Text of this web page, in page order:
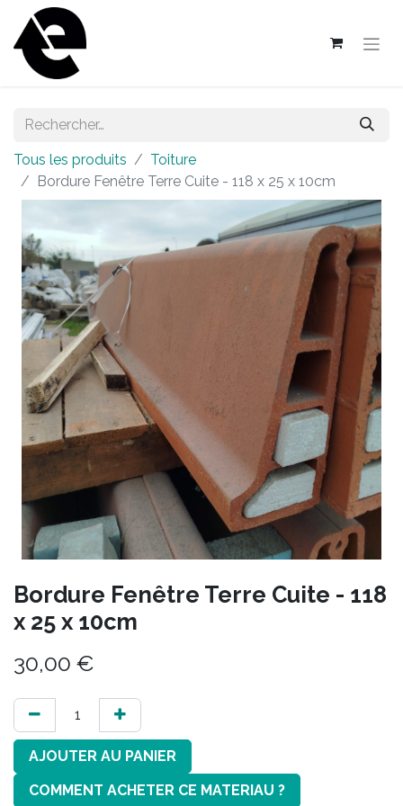
Tous les produits
Toiture
Bordure Fenêtre Terre Cuite - 118 x 25 x 10cm
Bordure Fenêtre Terre Cuite - 118
x 25 x 10cm
30,00 €
AJOUTER AU PANIER
COMMENT ACHETER CE MATERIAU ?